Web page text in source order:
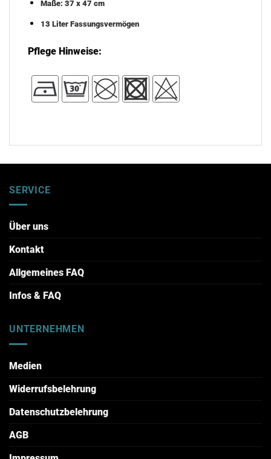
Maße: 37 x 47 cm
13 Liter Fassungsvermögen
Pflege Hinweise:
SERVICE
Über uns
Kontakt
Allgemeines FAQ
Infos & FAQ
UNTERNEHMEN
Medien
Widerrufsbelehrung
Datenschutzbelehrung
AGB